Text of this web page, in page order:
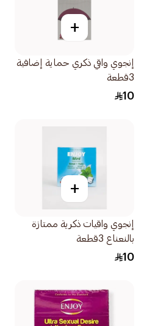
+
إنجوي واقي ذكري حماية إضافية
3قطعة
10
+
إنجوي واقيات ذكرية ممتازة
بالنعناع 3قطعة
10